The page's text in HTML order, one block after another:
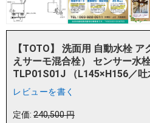
【TOTO】 洗面用 自動水栓
えサーモ混合栓） センサー水
TLP01S01J （L145×H156／吐
レビューを書く
定価: 240,500円